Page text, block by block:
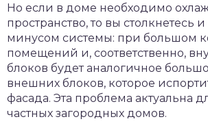
Но если в доме необходимо
пространство, то вы столкнетесь
минусом системы: при большом
помещений и, соответственно,
блоков будет аналогичное
внешних блоков, которое
фасада. Эта проблема актуальна
частных загородных домов.